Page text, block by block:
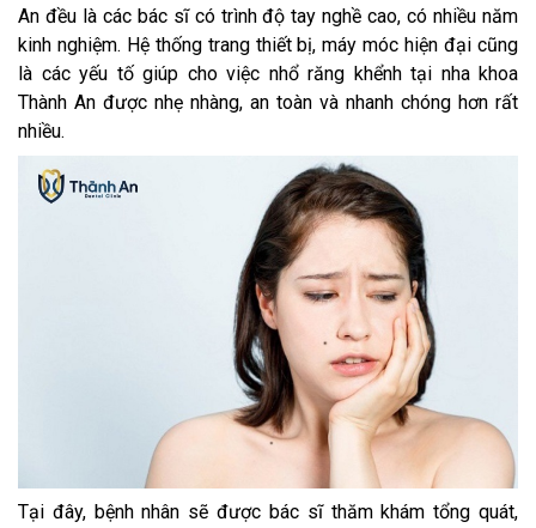
An đều là các bác sĩ có trình độ tay nghề cao, có nhiều năm
kinh nghiệm. Hệ thống trang thiết bị, máy móc hiện đại cũng
là các yếu tố giúp cho việc nhổ răng khểnh tại nha khoa
Thành An được nhẹ nhàng, an toàn và nhanh chóng hơn rất
nhiều.
Tại đây, bệnh nhân sẽ được bác sĩ thăm khám tổng quát,